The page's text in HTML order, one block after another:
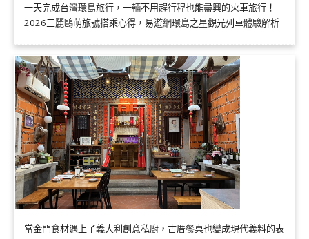
一天完成台灣環島旅行，一輛不用趕行程也能盡興的火車旅行！
2026三麗鷗萌旅號搭乘心得，易遊網環島之星觀光列車體驗解析
當金門食材遇上了義大利創意私廚，古厝餐桌也變成現代義料的表